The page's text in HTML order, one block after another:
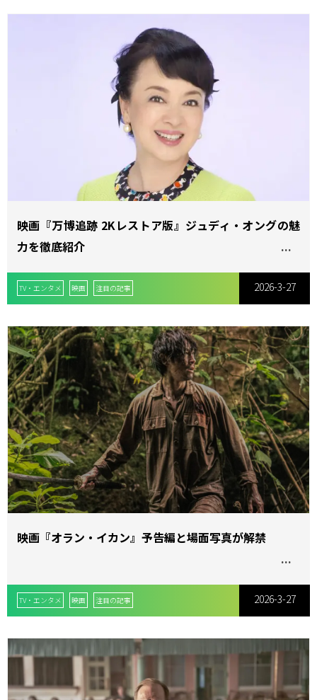
映画『万博追跡 2Kレストア版』ジュディ・オングの魅
力を徹底紹介
TV・エンタメ 映画 注目の記事 2026-3-27
映画『オラン・イカン』予告編と場面写真が解禁
TV・エンタメ 映画 注目の記事 2026-3-27